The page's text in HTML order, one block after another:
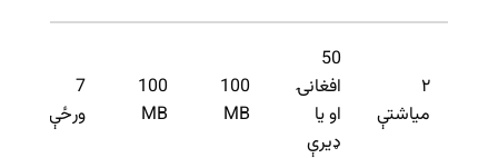
7
ورځې
100
MB
100
MB
50
افغانۍ
او یا
ډیرې
۲
میاشتې